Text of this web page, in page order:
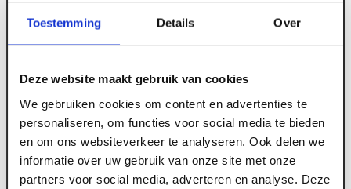
Toestemming Details Over
Deze website maakt gebruik van cookies
We gebruiken cookies om content en advertenties te
personaliseren, om functies voor social media te bieden
en om ons websiteverkeer te analyseren. Ook delen we
informatie over uw gebruik van onze site met onze
partners voor social media, adverteren en analyse. Deze
ART002813
GB Uni-L spouwanker 260 x 30 x 3.6 ZI